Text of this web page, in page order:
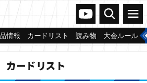
ヴァンガードch
検索 メニュー
情報 カードリスト 読み物 大会ルール
カードリスト